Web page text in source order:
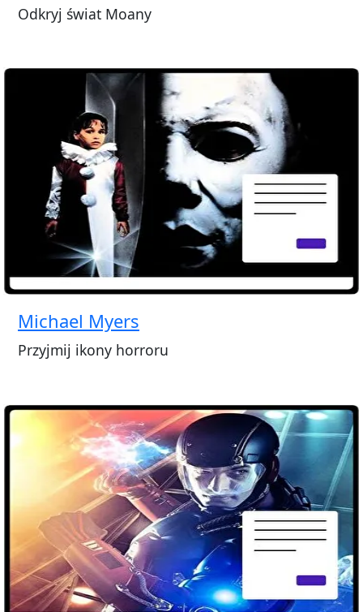
Odkryj świat Moany
Michael Myers
Przyjmij ikony horroru